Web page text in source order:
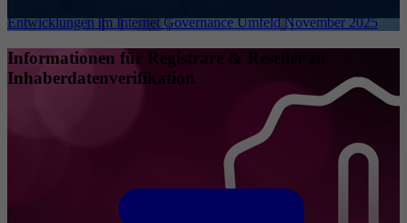
Entwicklungen im Internet Governance Umfeld November 2025
Informationen für Registrare & Reseller zu
Inhaberdatenverifikation